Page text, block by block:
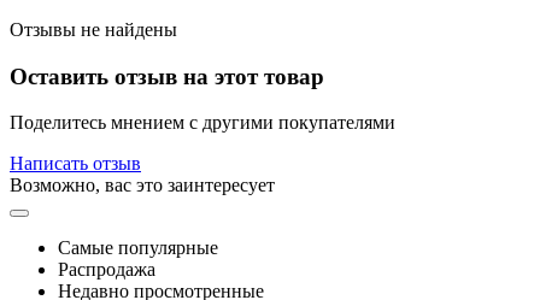
Отзывы не найдены
Оставить отзыв на этот товар
Поделитесь мнением с другими покупателями
Написать отзыв
Возможно, вас это заинтересует
Самые популярные
Распродажа
Недавно просмотренные